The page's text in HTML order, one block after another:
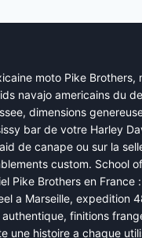
moto Pike Brothers,
navajo americains du
dimensions
bar de votre Harley
de canape ou sur la
custom. School
Pike Brothers en France
a Marseille, expedition
finitions
une histoire a chaque